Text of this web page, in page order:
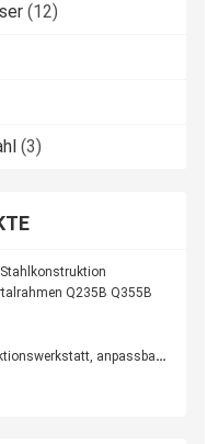
(12)
(3)
Q235B Q355B
anpassbar,